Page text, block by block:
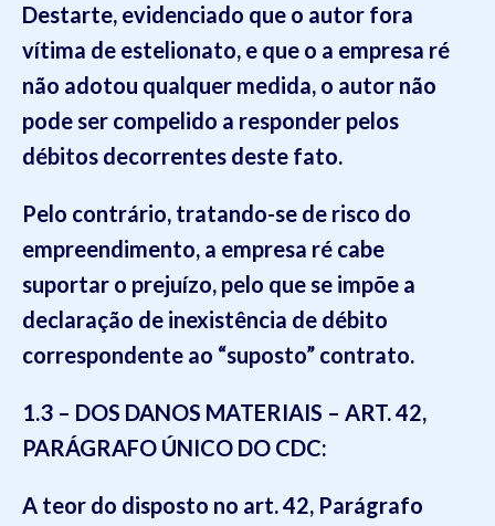
Destarte, evidenciado que o autor fora
vítima de estelionato, e que o a empresa ré
não adotou qualquer medida, o autor não
pode ser compelido a responder pelos
débitos decorrentes deste fato.
Pelo contrário, tratando-se de risco do
empreendimento, a empresa ré cabe
suportar o prejuízo, pelo que se impõe a
declaração de inexistência de débito
correspondente ao “suposto” contrato.
1.3 – DOS DANOS MATERIAIS – ART. 42,
PARÁGRAFO ÚNICO DO CDC:
A teor do disposto no art. 42, Parágrafo